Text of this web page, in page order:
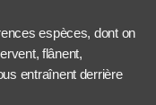
espèces, dont on
flânent,
entraînent derrière